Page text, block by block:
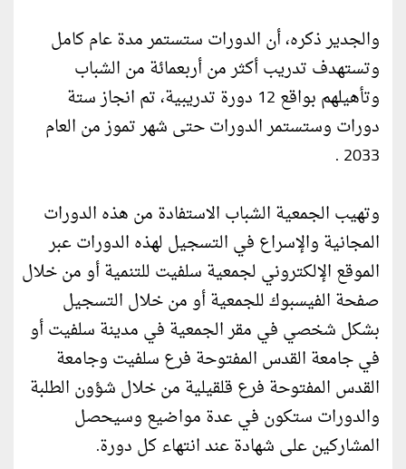
والجدير ذكره، أن الدورات ستستمر مدة عام كامل
وتستهدف تدريب أكثر من أربعمائة من الشباب
وتأهيلهم بواقع 12 دورة تدريبية، تم انجاز ستة
دورات وستستمر الدورات حتى شهر تموز من العام
2033 .
وتهيب الجمعية الشباب الاستفادة من هذه الدورات
المجانية والإسراع في التسجيل لهذه الدورات عبر
الموقع الإلكتروني لجمعية سلفيت للتنمية أو من خلال
صفحة الفيسبوك للجمعية أو من خلال التسجيل
بشكل شخصي في مقر الجمعية في مدينة سلفيت أو
في جامعة القدس المفتوحة فرع سلفيت وجامعة
القدس المفتوحة فرع قلقيلية من خلال شؤون الطلبة
والدورات ستكون في عدة مواضيع وسيحصل
المشاركين على شهادة عند انتهاء كل دورة.